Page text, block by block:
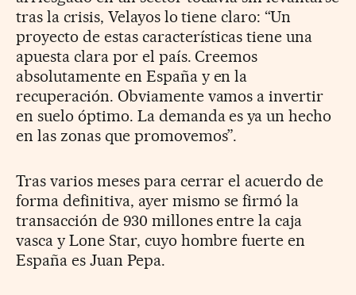
tras la crisis, Velayos lo tiene claro: “Un
proyecto de estas características tiene una
apuesta clara por el país. Creemos
absolutamente en España y en la
recuperación. Obviamente vamos a invertir
en suelo óptimo. La demanda es ya un hecho
en las zonas que promovemos”.
Tras varios meses para cerrar el acuerdo de
forma definitiva, ayer mismo se firmó la
transacción de 930 millones entre la caja
vasca y Lone Star, cuyo hombre fuerte en
España es Juan Pepa.